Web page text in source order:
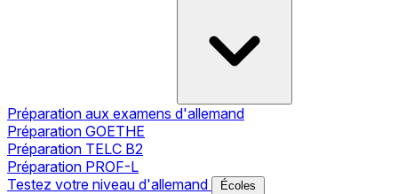
Préparation aux examens d'allemand
Préparation GOETHE
Préparation TELC B2
Préparation PROF-L
Testez votre niveau d'allemand
Écoles